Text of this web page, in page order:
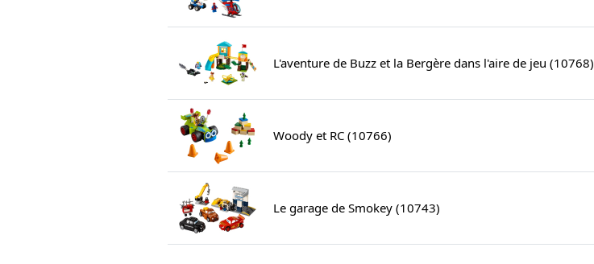
L'aventure de Buzz et la Bergère dans l'aire de jeu (10768)
Woody et RC (10766)
Le garage de Smokey (10743)